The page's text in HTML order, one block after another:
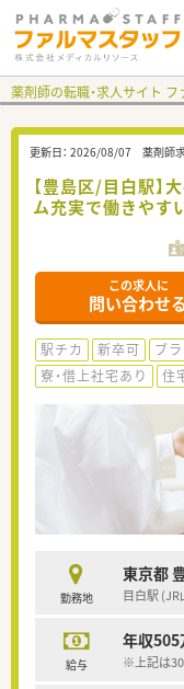
薬剤師の転職・求人サイト
更新日： 2026/08/07 薬剤師
【豊島区/目白駅】
ム充実で働きやす
この求人に
問い合わせる
駅チカ 新卒可 ブ
寮・借上社宅あり
住
勤務地
東京都
目白駅 (JR
給与
年収505
※上記は30